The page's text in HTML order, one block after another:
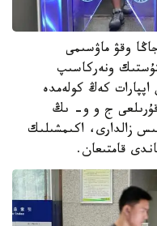
وقۋ ماۋسىمى
ونەركاسىپ
اپپارات كەڭ كولەمدە
قۇرىلعى ج و و- ىڭ
زالدارى، اكىمشىلىك